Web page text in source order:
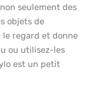
seulement des
objets de
regard et donne
ou utilisez-les
est un petit